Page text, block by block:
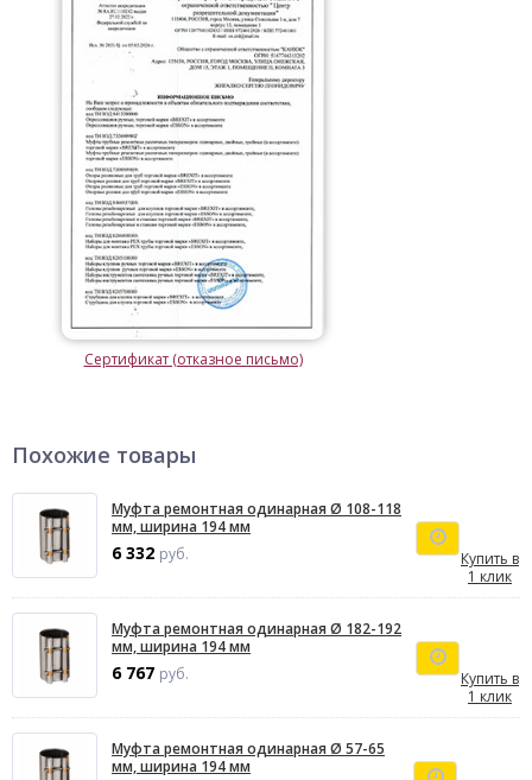
Сертификат (отказное письмо)
Похожие товары
Муфта ремонтная одинарная Ø 108-118
мм, ширина 194 мм
6 332 руб.
Купить в
1 клик
Муфта ремонтная одинарная Ø 182-192
мм, ширина 194 мм
6 767 руб.
Купить в
1 клик
Муфта ремонтная одинарная Ø 57-65
мм, ширина 194 мм